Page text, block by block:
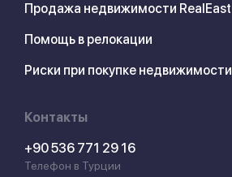
Продажа недвижимости RealEast
Помощь в релокации
Риски при покупке недвижимости
Контакты
+90 536 771 29 16
Телефон в Турции